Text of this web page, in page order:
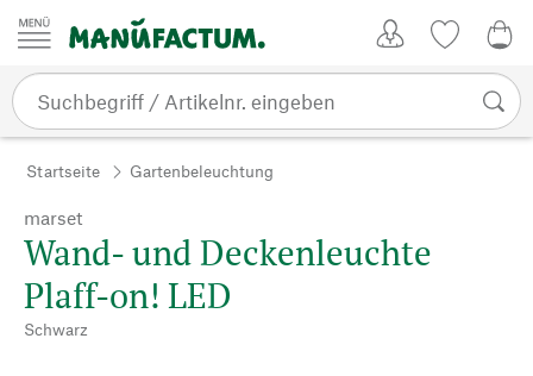
Zum Inhalt springen
Startseite Gartenbeleuchtung
marset
Wand- und Deckenleuchte
Plaff-on! LED
Schwarz